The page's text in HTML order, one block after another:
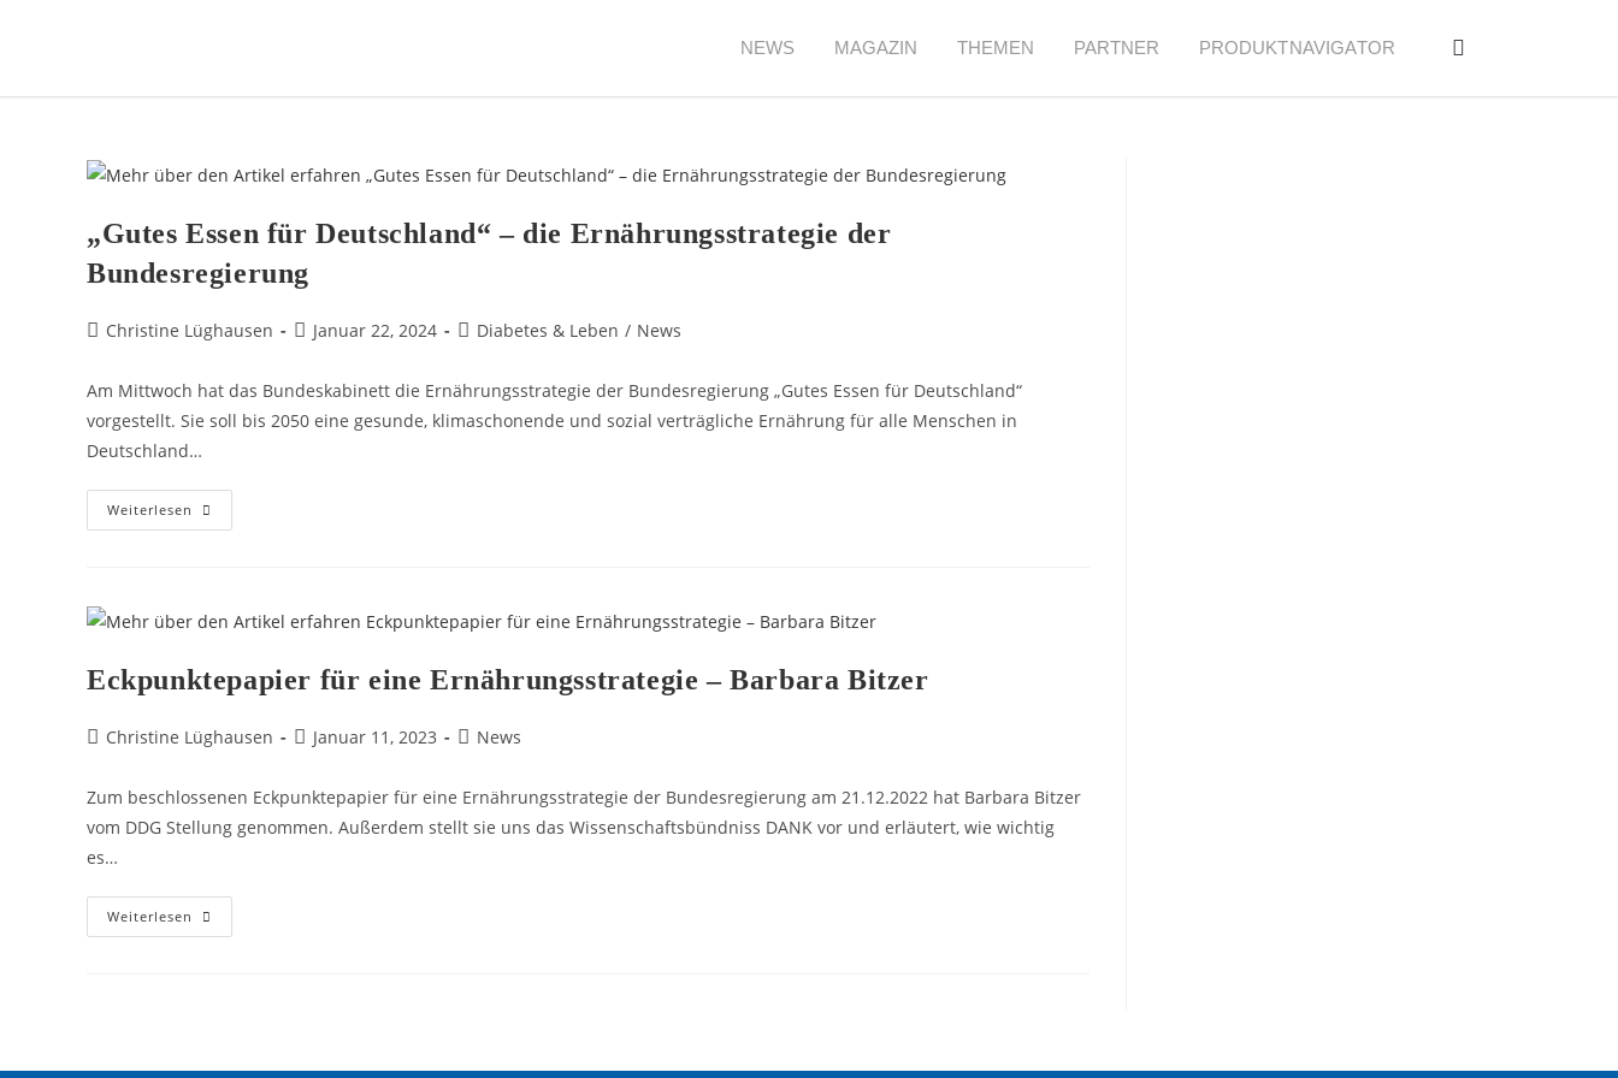
NEWS MAGAZIN THEMEN PARTNER PRODUKTNAVIGATOR
„Gutes Essen für Deutschland“ – die Ernährungsstrategie der
Bundesregierung
Christine Lüghausen Januar 22, 2024 Diabetes & Leben / News
Am Mittwoch hat das Bundeskabinett die Ernährungsstrategie der Bundesregierung „Gutes Essen für Deutschland“
vorgestellt. Sie soll bis 2050 eine gesunde, klimaschonende und sozial verträgliche Ernährung für alle Menschen in
Deutschland…
Weiterlesen
Eckpunktepapier für eine Ernährungsstrategie – Barbara Bitzer
Christine Lüghausen Januar 11, 2023 News
Zum beschlossenen Eckpunktepapier für eine Ernährungsstrategie der Bundesregierung am 21.12.2022 hat Barbara Bitzer
vom DDG Stellung genommen. Außerdem stellt sie uns das Wissenschaftsbündniss DANK vor und erläutert, wie wichtig
es…
Weiterlesen